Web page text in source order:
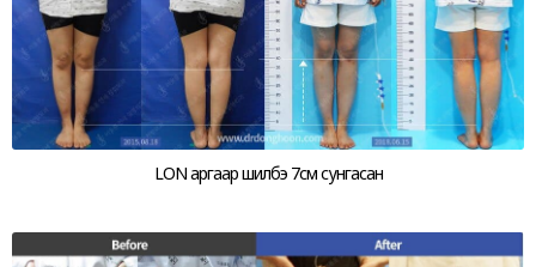
LON аргаар шилбэ 7см сунгасан